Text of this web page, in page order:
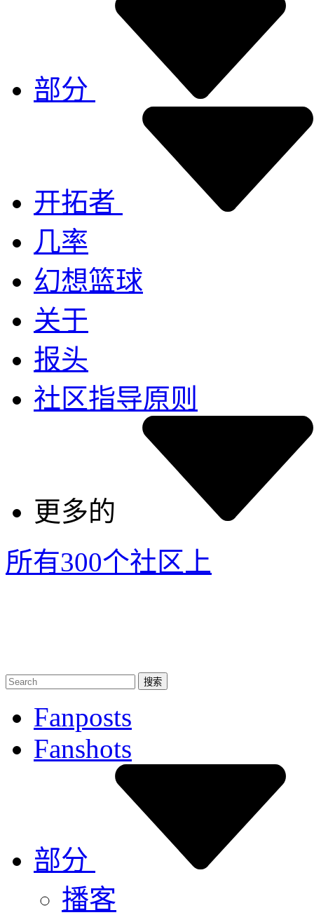
部分
开拓者
几率
幻想篮球
关于
报头
社区指导原则
更多的
所有300个社区 上
Fanposts
Fanshots
部分
播客